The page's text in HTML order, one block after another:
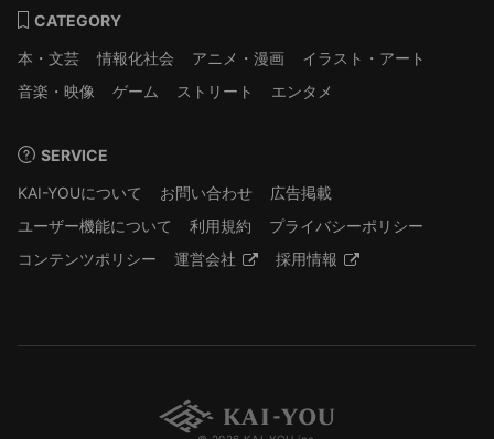
CATEGORY
本・文芸
情報化社会 アニメ・漫画
イラスト・アート
音楽・映像
ゲーム ストリート エンタメ
SERVICE
KAI-YOUについて
お問い合わせ
広告掲載
ユーザー機能について
利用規約
プライバシーポリシー
コンテンツポリシー
運営会社 採用情報